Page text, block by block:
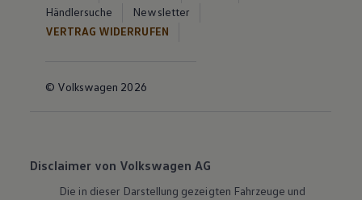
Händlersuche
Newsletter
VERTRAG WIDERRUFEN
© Volkswagen 2026
Disclaimer von Volkswagen AG
Die in dieser Darstellung gezeigten Fahrzeuge und